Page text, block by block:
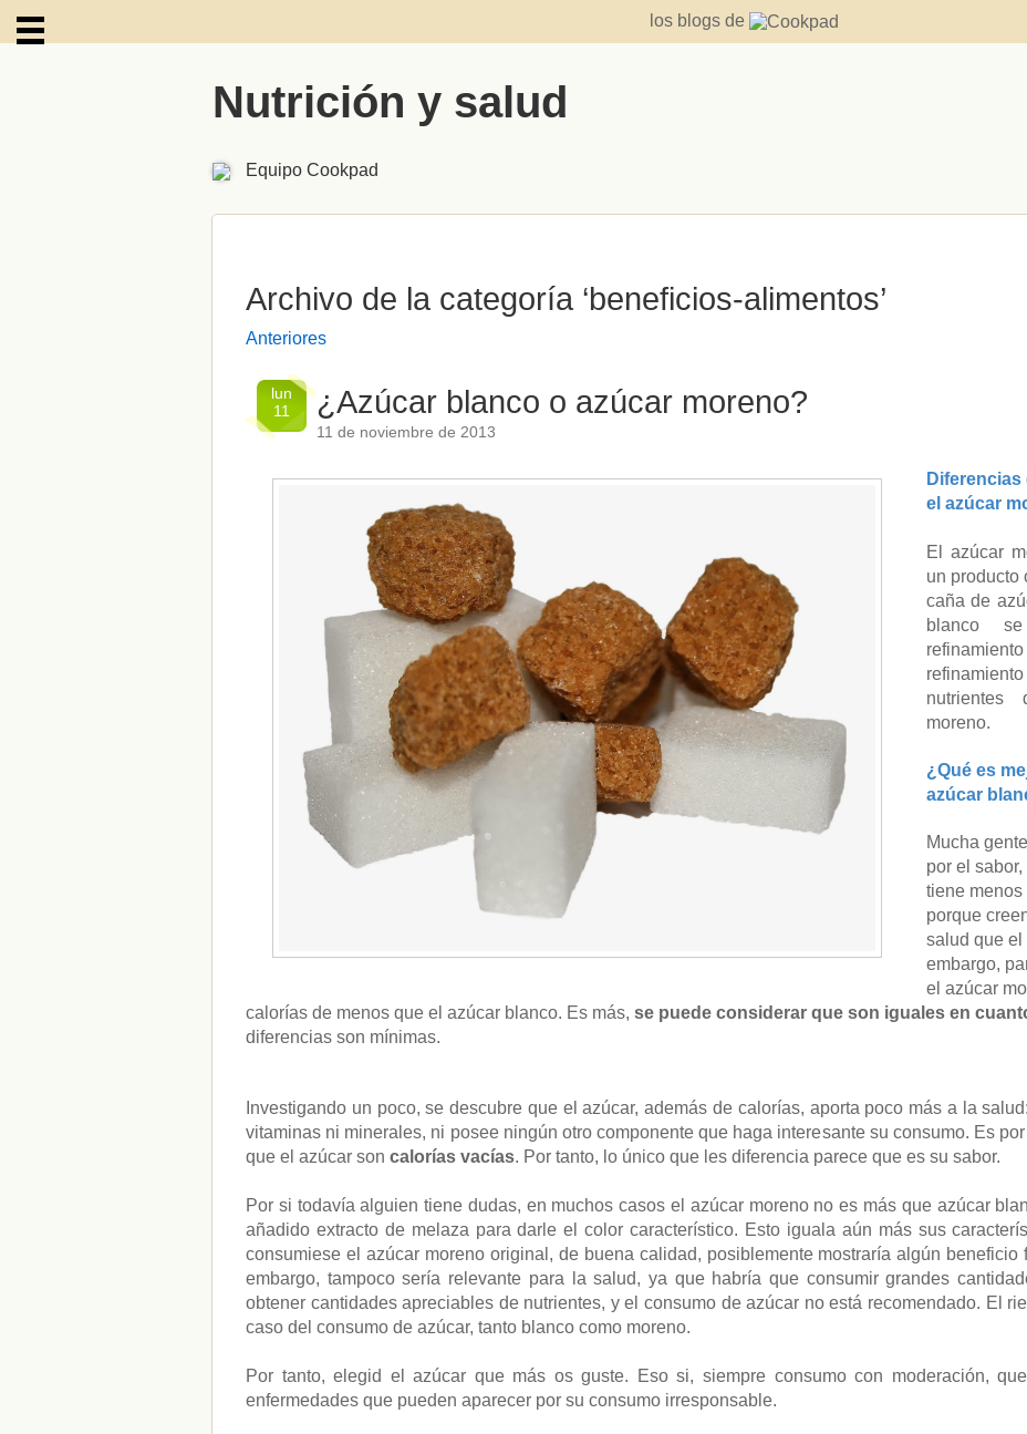
los blogs de
Nutrición y salud
Equipo Cookpad
Archivo de la categoría ‘beneficios-alimentos’
Anteriores
lun
11
¿Azúcar blanco o azúcar moreno?
11 de noviembre de 2013
el azúcar
El azúcar
un producto
caña de
blanco
nutrientes
moreno.
¿Qué es
azúcar
Mucha
por el
tiene
porque
salud que el
embargo,
el azúcar
calorías de menos que el azúcar blanco. Es más, se puede considerar que son iguales en
diferencias son mínimas.
Investigando un poco, se descubre que el azúcar, además de calorías, aporta poco más a la
vitaminas ni minerales, ni posee ningún otro componente que haga interesante su consumo. Es
que el azúcar son calorías vacías. Por tanto, lo único que les diferencia parece que es su sabor.
Por si todavía alguien tiene dudas, en muchos casos el azúcar moreno no es más que azúcar
añadido extracto de melaza para darle el color característico. Esto iguala aún más sus
consumiese el azúcar moreno original, de buena calidad, posiblemente mostraría algún beneficio
embargo, tampoco sería relevante para la salud, ya que habría que consumir grandes
obtener cantidades apreciables de nutrientes, y el consumo de azúcar no está recomendado. El
caso del consumo de azúcar, tanto blanco como moreno.
Por tanto, elegid el azúcar que más os guste. Eso si, siempre consumo con moderación,
enfermedades que pueden aparecer por su consumo irresponsable.